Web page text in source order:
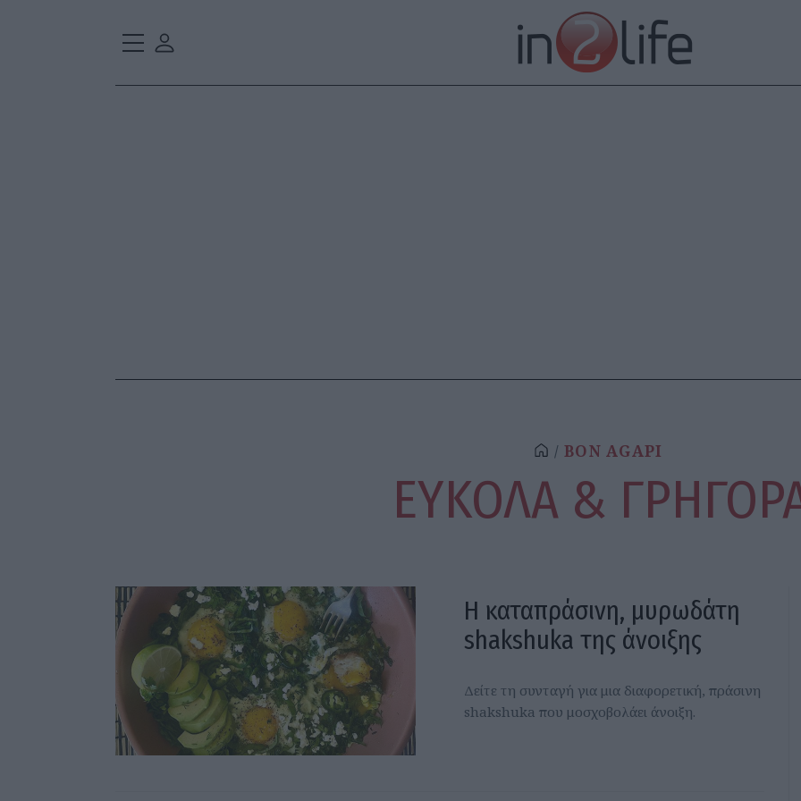
BON AGAPI
ΕΥΚΟΛΑ &
Η καταπράσινη, μυρωδάτη
shakshuka της άνοιξης
Δείτε τη συνταγή για μια διαφορετική, πράσινη
shakshuka που μοσχοβολάει άνοιξη.